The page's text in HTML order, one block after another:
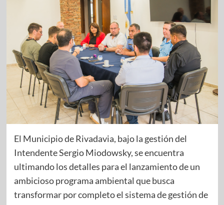
El Municipio de Rivadavia, bajo la gestión del
Intendente Sergio Miodowsky, se encuentra
ultimando los detalles para el lanzamiento de un
ambicioso programa ambiental que busca
transformar por completo el sistema de gestión de